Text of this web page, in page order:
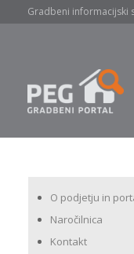
Gradbeni informacijski
O podjetju in
Naročilnica
Kontakt